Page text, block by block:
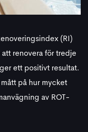
(RI)
renovera för tredje
ett positivt resultat.
på hur mycket
av ROT-